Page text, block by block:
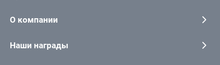
О компании
Наши награды